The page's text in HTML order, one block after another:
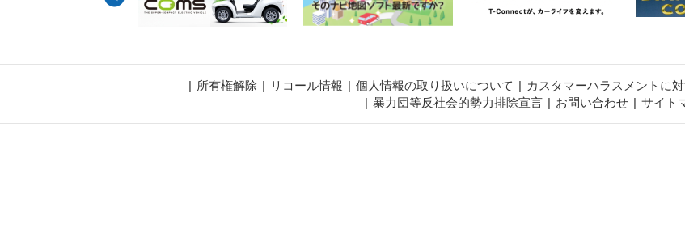
所有権解除 リコール情報 個人情報の取り扱いについて カスタマーハラスメントに
暴力団等反社会的勢力排除宣言
お問い合わせ サイト